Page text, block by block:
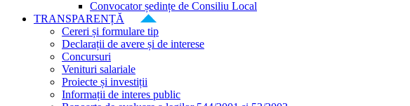
Convocator ședințe de Consiliu Local
TRANSPARENȚĂ
Cereri și formulare tip
Declarații de avere și de interese
Concursuri
Venituri salariale
Proiecte și investiții
Informații de interes public